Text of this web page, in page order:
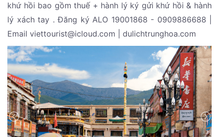
khứ hồi bao gồm thuế + hành lý ký gửi khứ hồi & hành
lý xách tay . Đăng ký ALO 19001868 - 0909886688 |
Email viettourist@icloud.com | dulichtrunghoa.com